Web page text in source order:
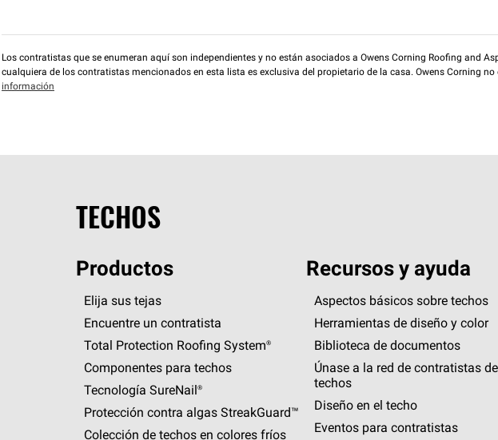
Los contratistas que se enumeran aquí son independientes y no están asociados a Owens Corning Roofing and
cualquiera de los contratistas mencionados en esta lista es exclusiva del propietario de la casa. Owens Corning
información
TECHOS
Productos
Elija sus tejas
Encuentre un contratista
Total Protection Roofing System®
Componentes para techos
Tecnología SureNail®
Protección contra algas StreakGuard™
Colección de techos en colores fríos
Recursos y ayuda
Aspectos básicos sobre techos
Herramientas de diseño y color
Biblioteca de documentos
Únase a la red de contratistas de
techos
Diseño en el techo
Eventos para contratistas